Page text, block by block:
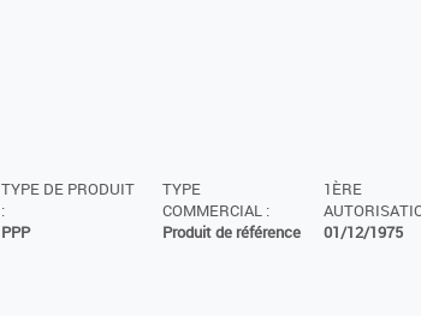
TYPE DE PRODUIT
:
PPP
TYPE
COMMERCIAL :
Produit de référence
1ÈRE
01/12/1975